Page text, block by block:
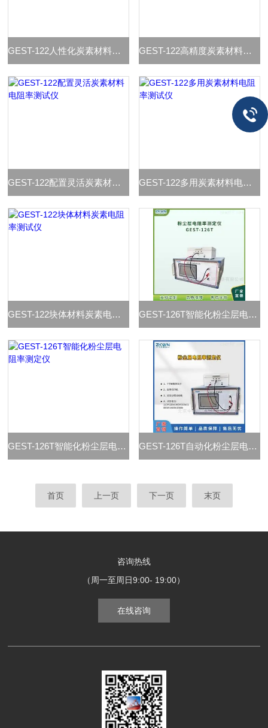
GEST-122人性化炭素材料电阻率测试仪 GEST-122高精度炭素材料电阻率测试仪
GEST-122配置灵活炭素材料电阻率测试仪 GEST-122多用炭素材料电阻率测试仪
GEST-122块体材料炭素电阻率测试仪 GEST-126T智能化粉尘层电阻率测量仪
GEST-126T智能化粉尘层电阻率测定仪 GEST-126T自动化粉尘层电阻率测定仪
首页 上一页 下一页 末页
咨询热线
（周一至周日9:00- 19:00）
在线咨询